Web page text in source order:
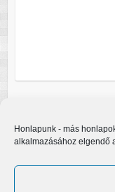
Honlapunk - más
alkalmazásához elgendő